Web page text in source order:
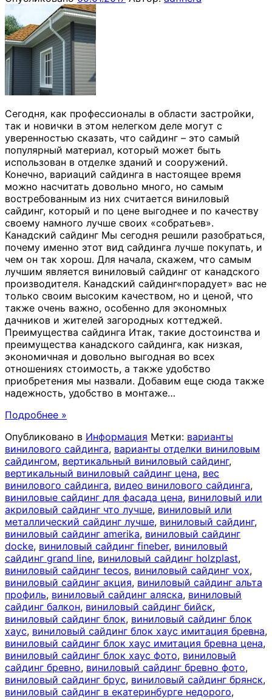
Сегодня, как профессионалы в области застройки,
так и новички в этом нелегком деле могут с
уверенностью сказать, что сайдинг – это самый
популярный материал, который может быть
использован в отделке зданий и сооружений.
Конечно, вариаций сайдинга в настоящее время
можно насчитать довольно много, но самым
востребованным из них считается виниловый
сайдинг, который и по цене выгоднее и по качеству
своему намного лучше своих «собратьев».
Канадский сайдинг Мы сегодня решили разобраться,
почему именно этот вид сайдинга лучше покупать, и
чем он так хорош. Для начала, скажем, что самым
лучшим является виниловый сайдинг от канадского
производителя. Канадский сайдинг«порадует» вас не
только своим высоким качеством, но и ценой, что
также очень важно, особенно для экономных
дачников и жителей загородных коттеджей.
Преимущества сайдинга Итак, такие достоинства и
преимущества канадского сайдинга, как низкая,
экономичная и довольно выгодная во всех
отношениях стоимость, а также удобство
приобретения мы назвали. Добавим еще сюда также
надежность, удобство в монтаже…
Подробнее »
Опубликовано в Информация Метки: варианты
винилового сайдинга, варианты отделки виниловым
сайдингом, вертикальный виниловый сайдинг,
вертикальный виниловый сайдинг цена, вес
винилового сайдинга, видео винилового сайдинга,
виниловые сайдинг для фасада цена, виниловый или
акриловый сайдинг что лучше, виниловый или
металлический сайдинг лучше, виниловый сайдинг,
виниловый сайдинг amerika, виниловый сайдинг
docke, виниловый сайдинг fineber, виниловый
сайдинг grand line, виниловый сайдинг holzplast,
виниловый сайдинг tecos, виниловый сайдинг vox,
виниловый сайдинг акция, виниловый сайдинг альта
профиль, виниловый сайдинг аляска, виниловый
сайдинг балкон, виниловый сайдинг бийск,
виниловый сайдинг блок, виниловый сайдинг блок
хаус, виниловый сайдинг блок хаус имитация бревна,
виниловый сайдинг блок хаус имитация бревна цена,
виниловый сайдинг блок хаус фото, виниловый
сайдинг бревно, виниловый сайдинг бревно фото,
виниловый сайдинг брус, виниловый сайдинг брянск,
виниловый сайдинг в екатеринбурге недорого,